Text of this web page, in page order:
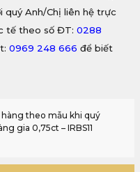
quý Anh/Chị liên hệ trực
tế theo số ĐT: 0288
0969 248 666 để biết
hàng theo mẫu khi quý
gia 0,75ct – IRBS11